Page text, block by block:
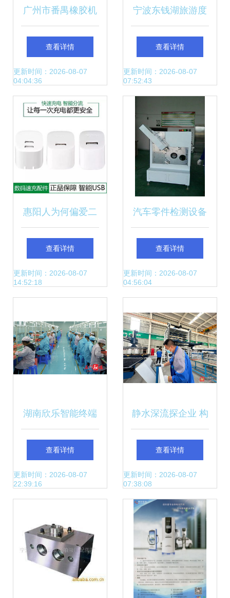
广州市番禺橡胶机
械厂电子元件成型
机产品列表全解析
查看详情
更新时间：2026-08-07
04:04:36
宁波东钱湖旅游度
假区宝磊机械配件
厂 高品质吸盘产品
套方案
查看详情
更新时间：2026-08-07
07:52:43
惠阳人为何偏爱二
手苹果手机与智能
配件？
查看详情
更新时间：2026-08-07
14:52:18
汽车零件检测设备
的智能化转型 以鑫
台铭智能装备股份
查看详情
更新时间：2026-08-07
04:56:04
湖南欣乐智能终端
产业园项目 聚焦智
能设备配件，构建
查看详情
更新时间：2026-08-07
22:39:16
静水深流探企业 构
筑发展新支撑——
大安工业园区走访
见闻
查看详情
更新时间：2026-08-07
07:38:08